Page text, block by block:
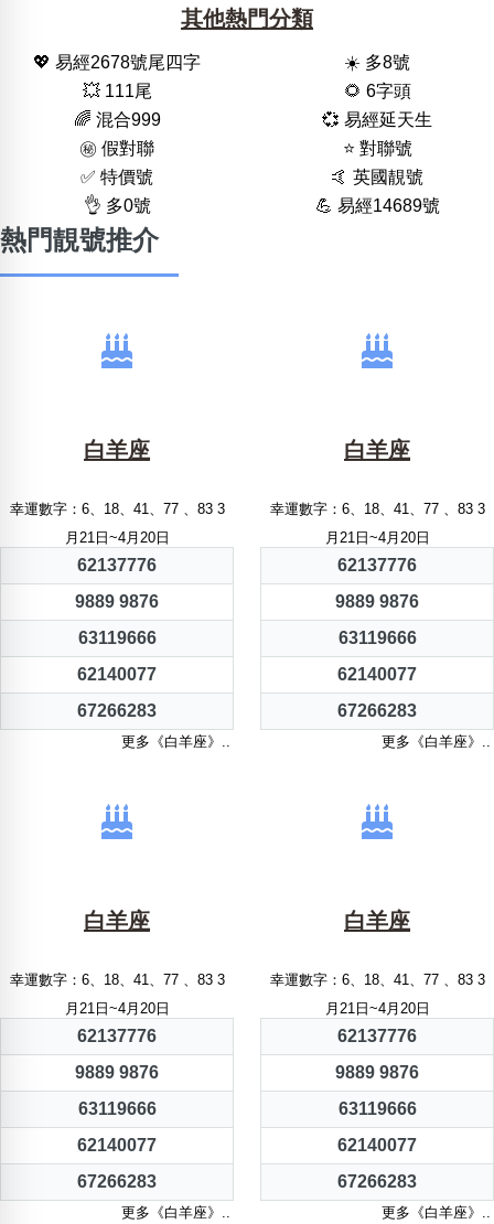
其他熱門分類
💖 易經2678號尾四字
☀️ 多8號
💥 111尾
🌻 6字頭
🌈 混合999
💞 易經延天生
㊙️ 假對聯
⭐️ 對聯號
✅ 特價號
🤙 英國靚號
👌 多0號
💪 易經14689號
熱門靚號推介
白羊座
幸運數字：6、18、41、77 、83 3
月21日~4月20日
62137776
9889 9876
63119666
62140077
67266283
更多《白羊座》..
白羊座
幸運數字：6、18、41、77 、83 3
月21日~4月20日
62137776
9889 9876
63119666
62140077
67266283
更多《白羊座》..
白羊座
幸運數字：6、18、41、77 、83 3
月21日~4月20日
62137776
9889 9876
63119666
62140077
67266283
更多《白羊座》..
白羊座
幸運數字：6、18、41、77 、83 3
月21日~4月20日
62137776
9889 9876
63119666
62140077
67266283
更多《白羊座》..